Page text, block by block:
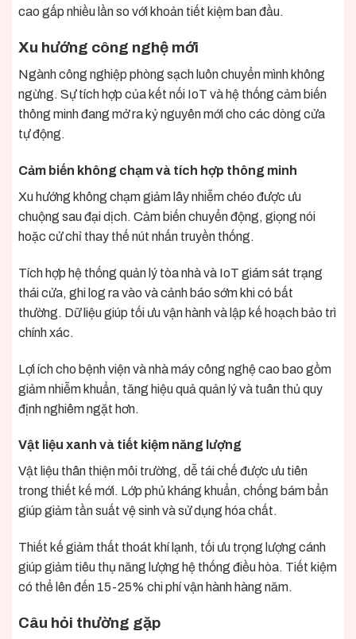
cao gấp nhiều lần so với khoản tiết kiệm ban đầu.
Xu hướng công nghệ mới
Ngành công nghiệp phòng sạch luôn chuyển mình không
ngừng. Sự tích hợp của kết nối IoT và hệ thống cảm biến
thông minh đang mở ra kỷ nguyên mới cho các dòng cửa
tự động.
Cảm biến không chạm và tích hợp thông minh
Xu hướng không chạm giảm lây nhiễm chéo được ưu
chuộng sau đại dịch. Cảm biến chuyển động, giọng nói
hoặc cử chỉ thay thế nút nhấn truyền thống.
Tích hợp hệ thống quản lý tòa nhà và IoT giám sát trạng
thái cửa, ghi log ra vào và cảnh báo sớm khi có bất
thường. Dữ liệu giúp tối ưu vận hành và lập kế hoạch bảo trì
chính xác.
Lợi ích cho bệnh viện và nhà máy công nghệ cao bao gồm
giảm nhiễm khuẩn, tăng hiệu quả quản lý và tuân thủ quy
định nghiêm ngặt hơn.
Vật liệu xanh và tiết kiệm năng lượng
Vật liệu thân thiện môi trường, dễ tái chế được ưu tiên
trong thiết kế mới. Lớp phủ kháng khuẩn, chống bám bẩn
giúp giảm tần suất vệ sinh và sử dụng hóa chất.
Thiết kế giảm thất thoát khí lạnh, tối ưu trọng lượng cánh
giúp giảm tiêu thụ năng lượng hệ thống điều hòa. Tiết kiệm
có thể lên đến 15-25% chi phí vận hành hàng năm.
Câu hỏi thường gặp